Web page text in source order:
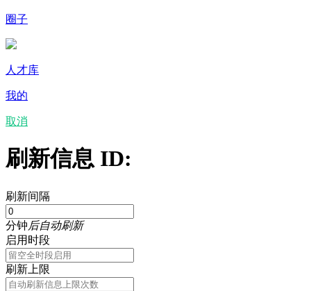
圈子
人才库
我的
取消
刷新信息 ID:
刷新间隔
分钟后自动刷新
启用时段
刷新上限